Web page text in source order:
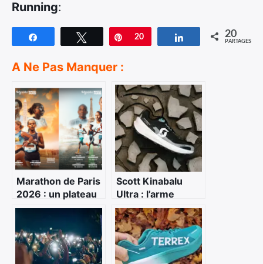
Running:
Tweetez Épingle
20 Partagez 20
PARTAGES
A Ne Pas Manquer :
Marathon de Paris
2026 : un plateau
élite historique
pour une édition
déjà record
Scott Kinabalu
Ultra : l’arme
suisse pour les
longues sorties
trail